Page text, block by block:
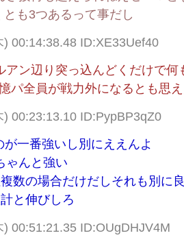
も3つあるって事だし
) 00:14:38.48 ID:XE33Uef40
ン辺り突っ込んどくだけで何
パ全員が戦力外になるとも思
) 00:23:13.10 ID:PypBP3qZ0
一番強いし別にええんよ
ゃんと強い
数の場合だけだしそれも別に
と伸びしろ
) 00:51:21.35 ID:OUgDHJV4M